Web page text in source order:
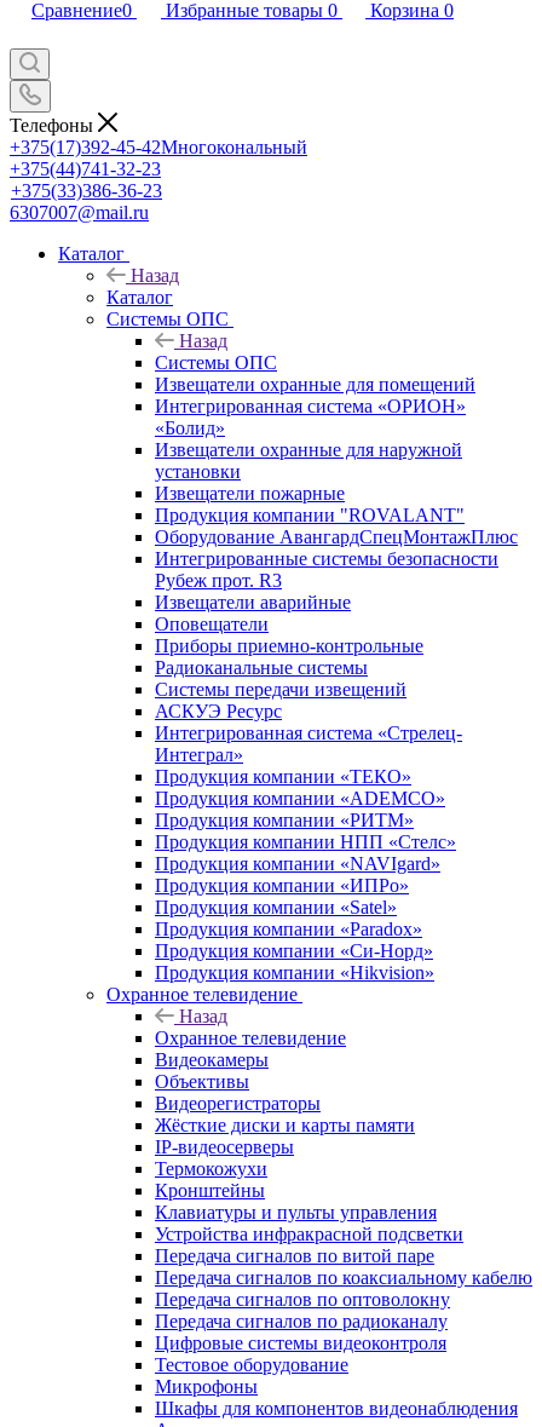
Сравнение0 Избранные товары 0 Корзина 0
Телефоны
+375(17)392-45-42Многокональный
+375(44)741-32-23
+375(33)386-36-23
6307007@mail.ru
Каталог
Назад
Каталог
Системы ОПС
Назад
Системы ОПС
Извещатели охранные для помещений
Интегрированная система «ОРИОН»
«Болид»
Извещатели охранные для наружной
установки
Извещатели пожарные
Продукция компании "ROVALANT"
Оборудование АвангардСпецМонтажПлюс
Интегрированные системы безопасности
Рубеж прот. R3
Извещатели аварийные
Оповещатели
Приборы приемно-контрольные
Радиоканальные системы
Системы передачи извещений
АСКУЭ Ресурс
Интегрированная система «Стрелец-
Интеграл»
Продукция компании «ТЕКО»
Продукция компании «ADEMCO»
Продукция компании «РИТМ»
Продукция компании НПП «Стелс»
Продукция компании «NAVIgard»
Продукция компании «ИПРо»
Продукция компании «Satel»
Продукция компании «Paradox»
Продукция компании «Си-Норд»
Продукция компании «Hikvision»
Охранное телевидение
Назад
Охранное телевидение
Видеокамеры
Объективы
Видеорегистраторы
Жёсткие диски и карты памяти
IP-видеосерверы
Термокожухи
Кронштейны
Клавиатуры и пульты управления
Устройства инфракрасной подсветки
Передача сигналов по витой паре
Передача сигналов по коаксиальному кабелю
Передача сигналов по оптоволокну
Передача сигналов по радиоканалу
Цифровые системы видеоконтроля
Тестовое оборудование
Микрофоны
Шкафы для компонентов видеонаблюдения